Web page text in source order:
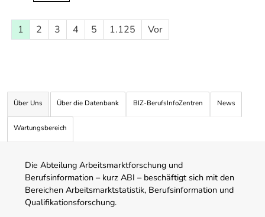
1 2 3 4 5 1.125 Vor
Über Uns Über die Datenbank BIZ-BerufsInfoZentren News
Wartungsbereich
Die Abteilung Arbeitsmarktforschung und
Berufsinformation – kurz ABI – beschäftigt sich mit den
Bereichen Arbeitsmarktstatistik, Berufsinformation und
Qualifikationsforschung.